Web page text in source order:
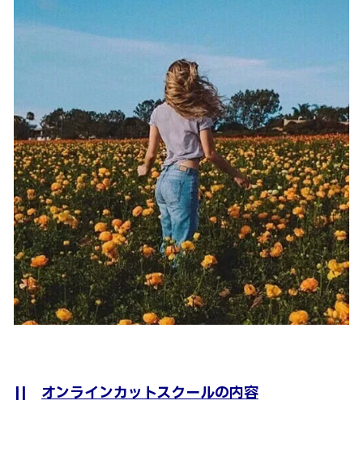
|| オンラインカットスクールの内容